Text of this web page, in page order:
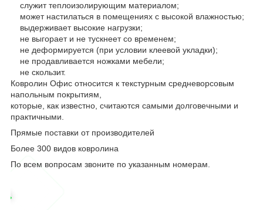
служит теплоизолирующим материалом;
может настилаться в помещениях с высокой влажностью;
выдерживает высокие нагрузки;
не выгорает и не тускнеет со временем;
не деформируется (при условии клеевой укладки);
не продавливается ножками мебели;
не скользит.
Ковролин Офис относится к текстурным средневорсовым
напольным покрытиям,
которые, как известно, считаются самыми долговечными и
практичными.
Прямые поставки от производителей
Более 300 видов ковролина
По всем вопросам звоните по указанным номерам.